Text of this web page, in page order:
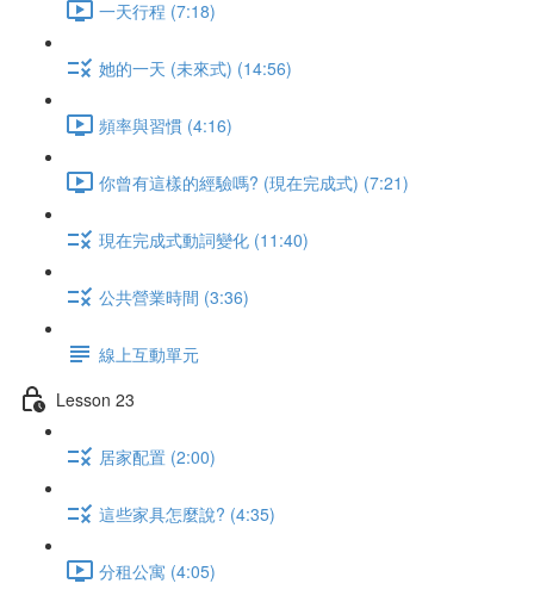
一天行程 (7:18)
她的一天 (未來式) (14:56)
頻率與習慣 (4:16)
你曾有這樣的經驗嗎? (現在完成式) (7:21)
現在完成式動詞變化 (11:40)
公共營業時間 (3:36)
線上互動單元
Lesson 23
居家配置 (2:00)
這些家具怎麼說? (4:35)
分租公寓 (4:05)